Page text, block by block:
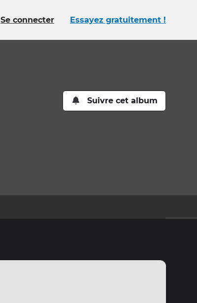
Se connecter Essayez gratuitement !
Suivre cet album